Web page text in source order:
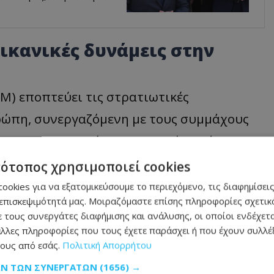
δυνάμεις στην
εποπτεύει τις στρατιωτικές
συνεργαζόμενη με τους συμμάχους
εκπροσωπούν τον Στρατό Ξηράς, το
Σώμα Πεζοναυτών, τις Δυνάμεις
Δύναμη.
Γερμανία και την Ιταλία και
και στη συνεργασία σε θέματα
Αφρική.
χρησιμοποιεί cookies
για να εξατομικεύσουμε το περιεχόμενο, τις
μας. Μοιραζόμαστε επίσης πληροφορίες
συνεργάτες διαφήμισης και ανάλυσης, οι οποίοι
πληροφορίες που τους έχετε παράσχει ή που έχουν
από εσάς. Πολιτική Απορρήτου
ΤΩΝ ΣΥΝΕΡΓΑΤΏΝ (1656) →